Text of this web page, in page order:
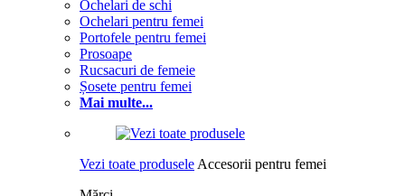
Ochelari de schi
Ochelari pentru femei
Portofele pentru femei
Prosoape
Rucsacuri de femeie
Șosete pentru femei
Mai multe...
Vezi toate produsele Accesorii pentru femei